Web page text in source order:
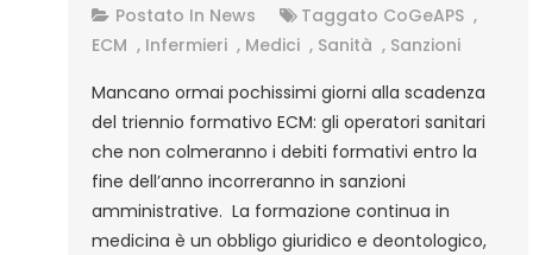
ECM:
Ultimi
Per
Colmare
I
Debiti
Formativi
Postato In News Taggato CoGeAPS ,
ECM , Infermieri , Medici , Sanità , Sanzioni
Mancano ormai pochissimi giorni alla scadenza
del triennio formativo ECM: gli operatori sanitari
che non colmeranno i debiti formativi entro la
fine dell’anno incorreranno in sanzioni
amministrative. La formazione continua in
medicina è un obbligo giuridico e deontologico,